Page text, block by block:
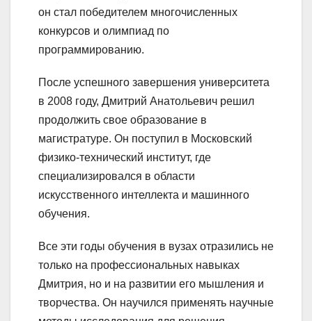
он стал победителем многочисленных
конкурсов и олимпиад по
программированию.
После успешного завершения университета
в 2008 году, Дмитрий Анатольевич решил
продолжить свое образование в
магистратуре. Он поступил в Московский
физико-технический институт, где
специализировался в области
искусственного интеллекта и машинного
обучения.
Все эти годы обучения в вузах отразились не
только на профессиональных навыках
Дмитрия, но и на развитии его мышления и
творчества. Он научился применять научные